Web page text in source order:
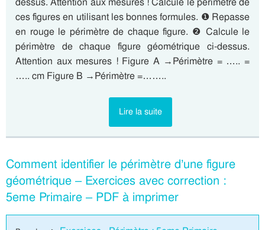
ces figures en utilisant les bonnes formules. ❶ Repasse
en rouge le périmètre de chaque figure. ❷ Calcule le
périmètre de chaque figure géométrique ci-dessus.
Attention aux mesures ! Figure A →Périmètre = ….. =
….. cm Figure B →Périmètre =……..
Lire la suite
Comment identifier le périmètre d’une figure
géométrique – Exercices avec correction :
5eme Primaire – PDF à imprimer